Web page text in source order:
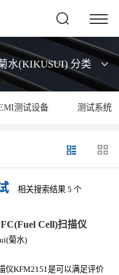
水(KIKUSUI) 分类
测试设备 测试系统
相关搜索结果 5 个
Cell)扫描仪
菊水)
仪KFM2151是可以满足评价